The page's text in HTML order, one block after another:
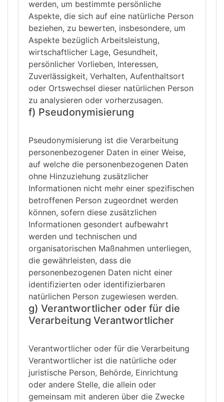
werden, um bestimmte persönliche
Aspekte, die sich auf eine natürliche Person
beziehen, zu bewerten, insbesondere, um
Aspekte bezüglich Arbeitsleistung,
wirtschaftlicher Lage, Gesundheit,
persönlicher Vorlieben, Interessen,
Zuverlässigkeit, Verhalten, Aufenthaltsort
oder Ortswechsel dieser natürlichen Person
zu analysieren oder vorherzusagen.
f) Pseudonymisierung
Pseudonymisierung ist die Verarbeitung
personenbezogener Daten in einer Weise,
auf welche die personenbezogenen Daten
ohne Hinzuziehung zusätzlicher
Informationen nicht mehr einer spezifischen
betroffenen Person zugeordnet werden
können, sofern diese zusätzlichen
Informationen gesondert aufbewahrt
werden und technischen und
organisatorischen Maßnahmen unterliegen,
die gewährleisten, dass die
personenbezogenen Daten nicht einer
identifizierten oder identifizierbaren
natürlichen Person zugewiesen werden.
g) Verantwortlicher oder für die
Verarbeitung Verantwortlicher
Verantwortlicher oder für die Verarbeitung
Verantwortlicher ist die natürliche oder
juristische Person, Behörde, Einrichtung
oder andere Stelle, die allein oder
gemeinsam mit anderen über die Zwecke